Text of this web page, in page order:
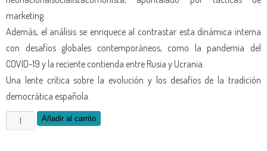
marketing.
Además, el análisis se enriquece al contrastar esta dinámica interna
con desafíos globales contemporáneos, como la pandemia del
COVID-19 y la reciente contienda entre Rusia y Ucrania.
Una lente crítica sobre la evolución y los desafíos de la tradición
democrática española.
Añadir al carrito